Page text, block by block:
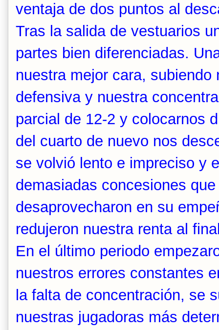
ventaja de dos puntos al
Tras la salida de vestuarios
partes bien diferenciadas.
nuestra mejor cara, subiendo
defensiva y nuestra
parcial de 12-2 y colocarnos
del cuarto de nuevo nos
se volvió lento e impreciso y
demasiadas concesiones
desaprovecharon en su
redujeron nuestra renta al
En el último periodo
nuestros errores constantes
la falta de concentración, se
nuestras jugadoras más